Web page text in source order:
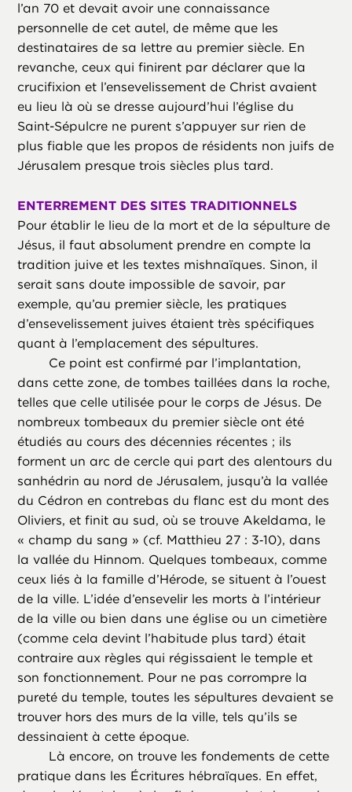
l’an 70 et devait avoir une connaissance
personnelle de cet autel, de même que les
destinataires de sa lettre au premier siècle. En
revanche, ceux qui finirent par déclarer que la
crucifixion et l’ensevelissement de Christ avaient
eu lieu là où se dresse aujourd’hui l’église du
Saint-Sépulcre ne purent s’appuyer sur rien de
plus fiable que les propos de résidents non juifs de
Jérusalem presque trois siècles plus tard.
ENTERREMENT DES SITES TRADITIONNELS
Pour établir le lieu de la mort et de la sépulture de
Jésus, il faut absolument prendre en compte la
tradition juive et les textes mishnaïques. Sinon, il
serait sans doute impossible de savoir, par
exemple, qu’au premier siècle, les pratiques
d’ensevelissement juives étaient très spécifiques
quant à l’emplacement des sépultures.
Ce point est confirmé par l’implantation,
dans cette zone, de tombes taillées dans la roche,
telles que celle utilisée pour le corps de Jésus. De
nombreux tombeaux du premier siècle ont été
étudiés au cours des décennies récentes ; ils
forment un arc de cercle qui part des alentours du
sanhédrin au nord de Jérusalem, jusqu’à la vallée
du Cédron en contrebas du flanc est du mont des
Oliviers, et finit au sud, où se trouve Akeldama, le
« champ du sang » (cf. Matthieu 27 : 3‑10), dans
la vallée du Hinnom. Quelques tombeaux, comme
ceux liés à la famille d’Hérode, se situent à l’ouest
de la ville. L’idée d’ensevelir les morts à l’intérieur
de la ville ou bien dans une église ou un cimetière
(comme cela devint l’habitude plus tard) était
contraire aux règles qui régissaient le temple et
son fonctionnement. Pour ne pas corrompre la
pureté du temple, toutes les sépultures devaient se
trouver hors des murs de la ville, tels qu’ils se
dessinaient à cette époque.
Là encore, on trouve les fondements de cette
pratique dans les Écritures hébraïques. En effet,